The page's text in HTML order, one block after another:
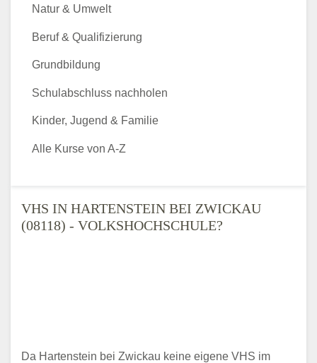
VHS IN HARTENSTEIN BEI ZWICKAU
(08118) - VOLKSHOCHSCHULE?
Da Hartenstein bei Zwickau keine eigene VHS im
Natur & Umwelt
Beruf & Qualifizierung
Grundbildung
Schulabschluss nachholen
Kinder, Jugend & Familie
Alle Kurse von A-Z